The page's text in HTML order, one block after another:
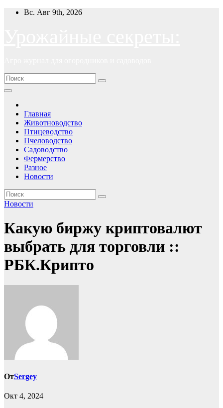
ПерейтиВс. Авг 9th, 2026
Главная
Животноводство
Птицеводство
Пчеловодство
Садоводство
Фермерство
Разное
Новости
Новости
Какую биржу криптовалют
выбрать для торговли ::
РБК.Крипто
ОтSergey
Окт 4, 2024